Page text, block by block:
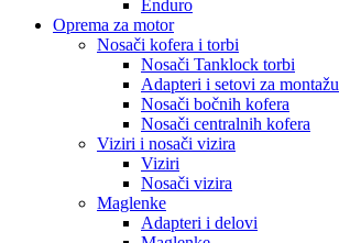
Enduro
Oprema za motor
Nosači kofera i torbi
Nosači Tanklock torbi
Adapteri i setovi za montažu
Nosači bočnih kofera
Nosači centralnih kofera
Viziri i nosači vizira
Viziri
Nosači vizira
Maglenke
Adapteri i delovi